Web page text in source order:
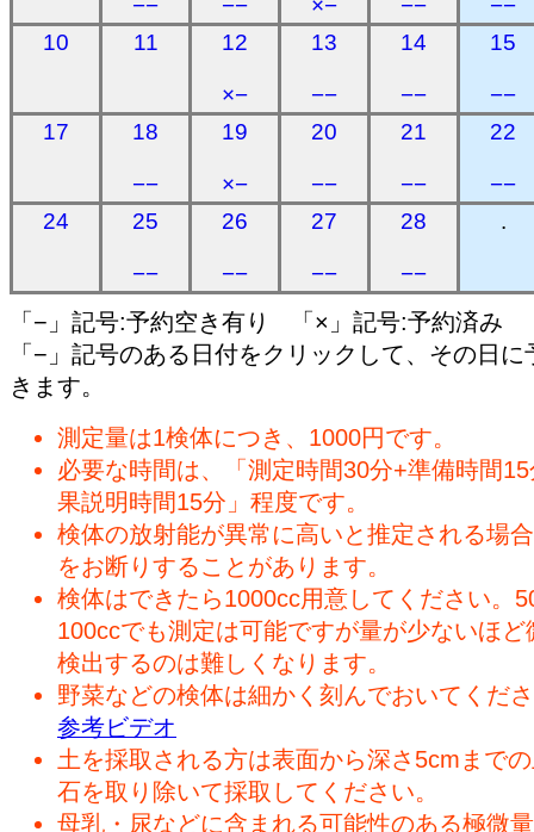
−− −− ×− −−
−−
10
11 12
×−
13
−−
14
−−
15
−−
17
18
−−
19
×−
20
−−
21
−−
22
−−
24
25
−−
26
−−
27
−−
28
−−
.
「−」記号:予約空き有り 「×」記号:予約済み
「−」記号のある日付をクリックして、その日に
きます。
測定量は1検体につき、1000円です。
必要な時間は、「測定時間30分+準備時間
果説明時間15分」程度です。
検体の放射能が異常に高いと推定される場
をお断りすることがあります。
検体はできたら1000cc用意してください。
100ccでも測定は可能ですが量が少ないほど
検出するのは難しくなります。
野菜などの検体は細かく刻んでおいてくだ
参考ビデオ
土を採取される方は表面から深さ5cmまで
石を取り除いて採取してください。
母乳・尿などに含まれる可能性のある極微